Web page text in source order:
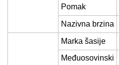
Pomak
Nazivna brzina
Marka šasije
Međuosovinski